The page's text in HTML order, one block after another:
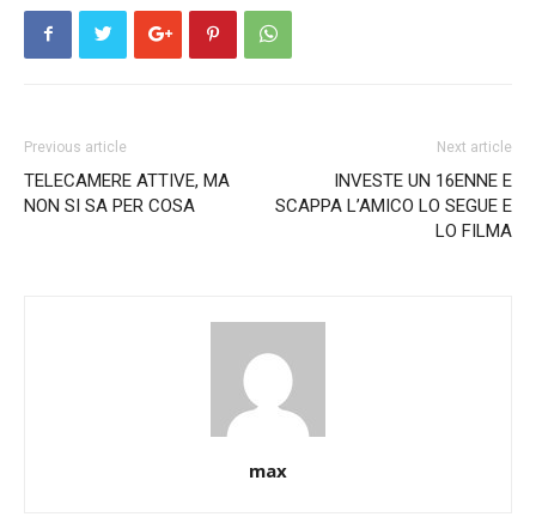
Previous article
TELECAMERE ATTIVE, MA
NON SI SA PER COSA
Next article
INVESTE UN 16ENNE E
SCAPPA L’AMICO LO SEGUE E
LO FILMA
max